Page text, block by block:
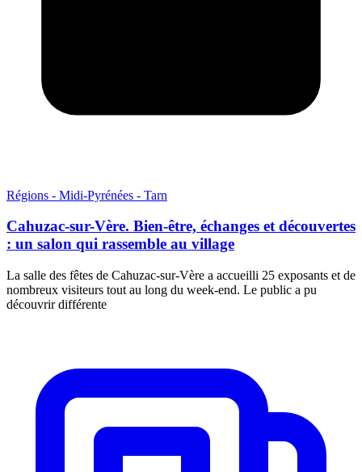
Régions - Midi-Pyrénées - Tarn
Cahuzac-sur-Vère. Bien-être, échanges et découvertes
: un salon qui rassemble au village
La salle des fêtes de Cahuzac-sur-Vère a accueilli 25 exposants et de
nombreux visiteurs tout au long du week-end. Le public a pu
découvrir différente